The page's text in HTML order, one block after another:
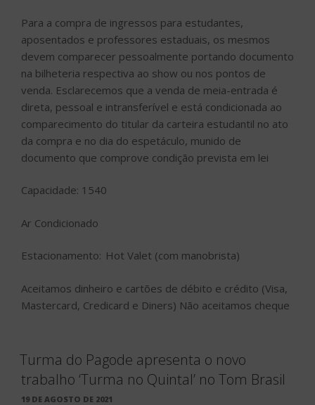
Para a compra de ingressos para estudantes,
aposentados e professores estaduais, os mesmos
devem comparecer pessoalmente portando documento
na bilheteria respectiva ao show ou nos pontos de
venda. Esclarecemos que a venda de meia-entrada é
direta, pessoal e intransferível e está condicionada ao
comparecimento do titular da carteira estudantil no ato
da compra e no dia do espetáculo, munido de
documento que comprove condição prevista em lei
Capacidade: 1540
Ar Condicionado
Estacionamento: Hot Valet (com manobrista)
Aceitamos dinheiro e cartões de débito e crédito (Visa,
Mastercard, Credicard e Diners) Não aceitamos cheque
Turma do Pagode apresenta o novo
trabalho ‘Turma no Quintal’ no Tom Brasil
PUBLICADO
19 DE AGOSTO DE 2021